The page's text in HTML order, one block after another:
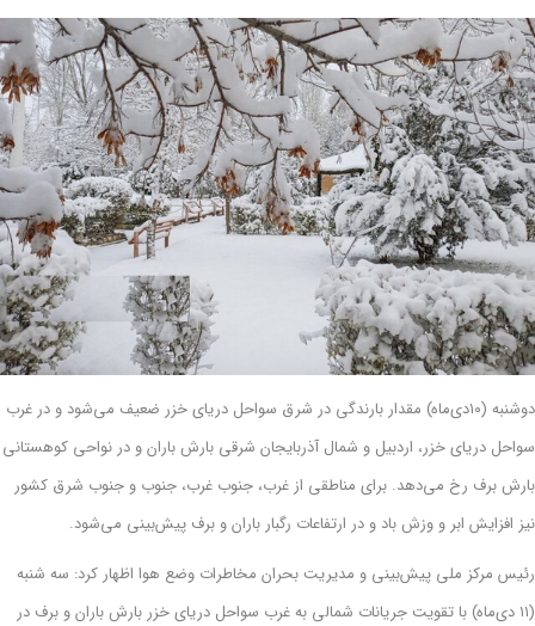
دوشنبه (۱۰دی‌ماه) مقدار بارندگی در شرق سواحل دریای خزر ضعیف می‌شود و در غرب
سواحل دریای خزر، اردبیل و شمال آذربایجان شرقی بارش باران و در نواحی کوهستانی
بارش برف رخ می‌دهد. برای مناطقی از غرب، جنوب غرب، جنوب و جنوب شرق کشور
نیز افزایش ابر و وزش باد و در ارتفاعات رگبار باران و برف پیش‌بینی می‌شود.
رئیس مرکز ملی پیش‌بینی و مدیریت بحران مخاطرات وضع هوا اظهار کرد: سه شنبه
(۱۱ دی‌ماه) با تقویت جریانات شمالی به غرب سواحل دریای خزر بارش باران و برف در